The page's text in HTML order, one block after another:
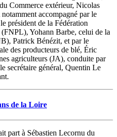
Commerce extérieur, Nicolas
accompagné par le
président de la Fédération
Yohann Barbe, celui de la
Patrick Bénézit, et par le
des producteurs de blé, Éric
agriculteurs (JA), conduite par
secrétaire général, Quentin Le
de la Loire
part à Sébastien Lecornu du